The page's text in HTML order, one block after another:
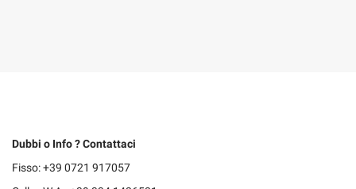
Dubbi o Info ? Contattaci
Fisso: +39 0721 917057